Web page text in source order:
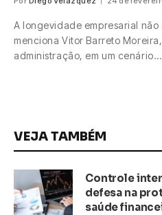
A longevidade empresarial
menciona Vitor Barreto
administração, em um cenário…
VEJA TAMBÉM
Controle
defesa na
saúde